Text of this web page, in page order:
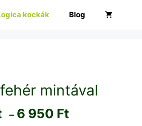
kockák Blog
mintával
– 6 950 Ft